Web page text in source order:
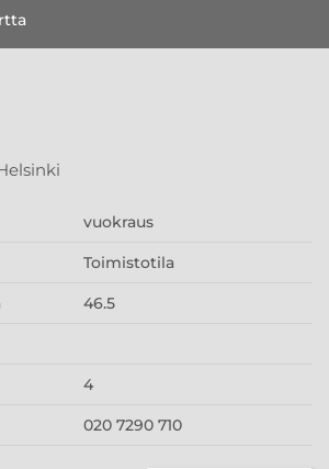
vuokraus
Toimistotila
46.5
4
020 7290 710